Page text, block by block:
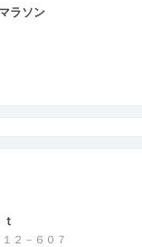
ラソン
２－６０７